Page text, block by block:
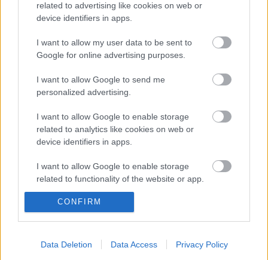
related to advertising like cookies on web or
device identifiers in apps.
I want to allow my user data to be sent to
Google for online advertising purposes.
I want to allow Google to send me
personalized advertising.
I want to allow Google to enable storage
related to analytics like cookies on web or
device identifiers in apps.
I want to allow Google to enable storage
related to functionality of the website or app.
I want to allow Google to enable storage
related to personalization.
I want to allow Google to enable storage
CONFIRM
Data Deletion Data Access Privacy Policy
Cím: Artus Stúdió, XI. ker Sztregova u. 7.,
mailto:artus.aniko@nextra.hu
ARTUS, Rácz Anikó
cell phone: +36-30-2103222
Ajánlott bejegyzések:
Meghalt Böröndi Tamás